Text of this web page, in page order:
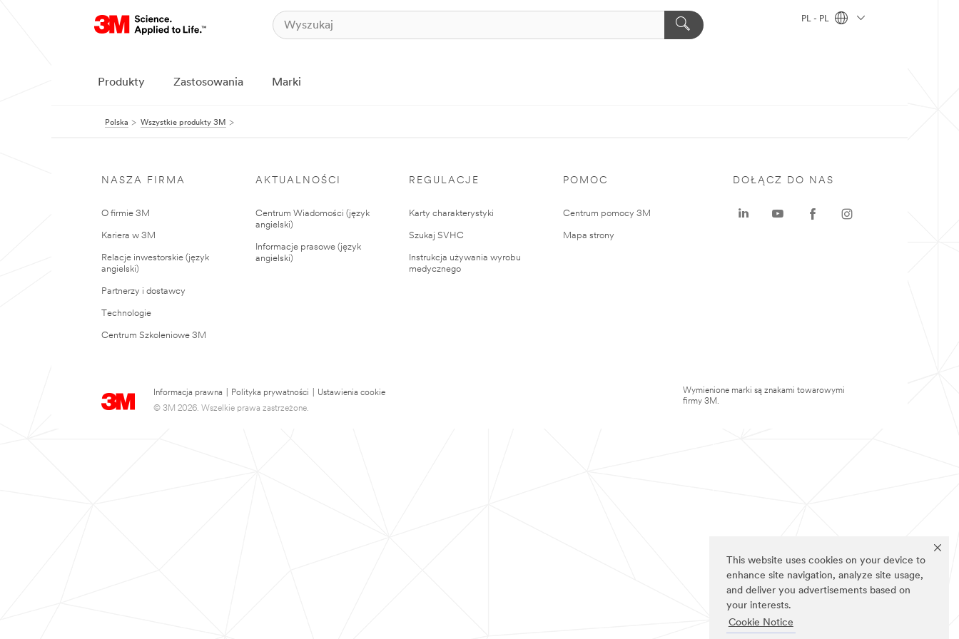
This website uses cookies on your device to
enhance site navigation, analyze site usage,
and deliver you advertisements based on
your interests.
Cookie Notice
PL - PL
Produkty Zastosowania Marki
Polska Wszystkie produkty 3M
NASZA FIRMA
O firmie 3M
Kariera w 3M
Relacje inwestorskie (język
angielski)
Partnerzy i dostawcy
Technologie
Centrum Szkoleniowe 3M
AKTUALNOŚCI
Centrum Wiadomości (język
angielski)
Informacje prasowe (język
angielski)
REGULACJE
Karty charakterystyki
Szukaj SVHC
Instrukcja używania wyrobu
medycznego
POMOC
Centrum pomocy 3M
Mapa strony
Informacja prawna Polityka prywatności
Ustawienia cookie
© 3M 2026. Wszelkie prawa zastrzeżone.
DOŁĄCZ DO NAS
Wymienione marki są znakami towarowymi
firmy 3M.